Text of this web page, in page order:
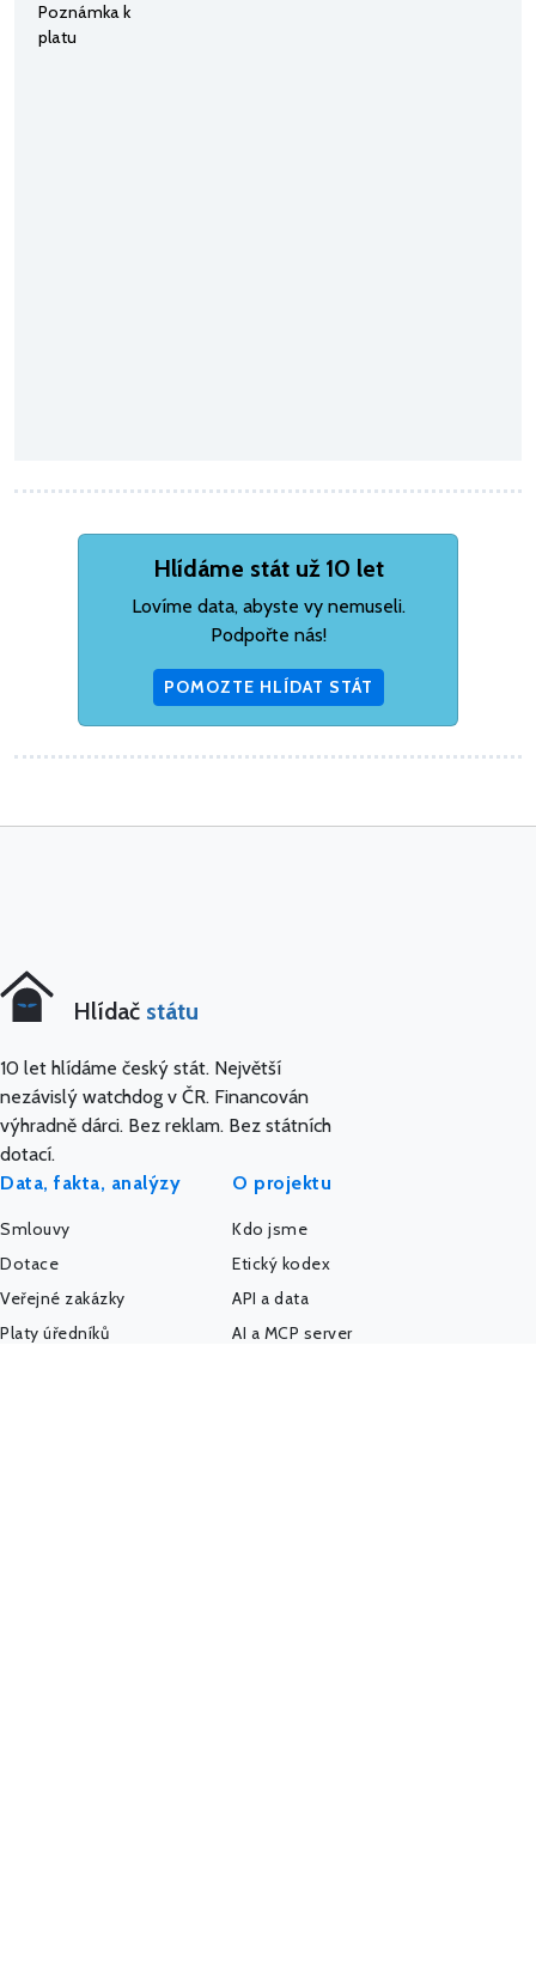
Poznámka k
platu
Hlídáme stát už 10 let
Lovíme data, abyste vy nemuseli.
Podpořte nás!
POMOZTE HLÍDAT STÁT
Hlídač státu
10 let hlídáme český stát. Největší
nezávislý watchdog v ČR. Financován
výhradně dárci. Bez reklam. Bez státních
dotací.
Data, fakta, analýzy
Smlouvy
Dotace
Veřejné zakázky
Platy úředníků
O projektu
Kdo jsme
Etický kodex
API a data
AI a MCP server